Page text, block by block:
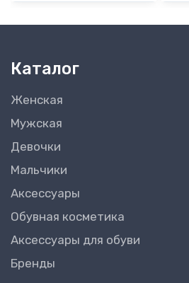
Каталог
Женская
Мужская
Девочки
Мальчики
Аксессуары
Обувная косметика
Аксессуары для обуви
Бренды